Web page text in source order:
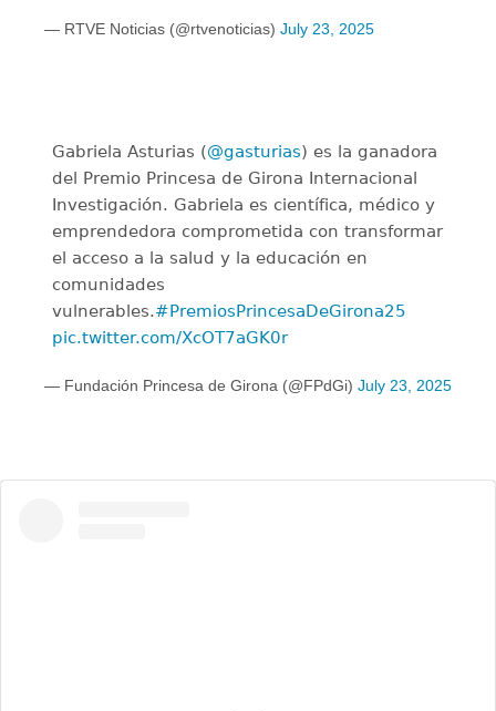
— RTVE Noticias (@rtvenoticias) July 23, 2025
Gabriela Asturias (@gasturias) es la ganadora
del Premio Princesa de Girona Internacional
Investigación. Gabriela es científica, médico y
emprendedora comprometida con transformar
el acceso a la salud y la educación en
comunidades
vulnerables.#PremiosPrincesaDeGirona25
pic.twitter.com/XcOT7aGK0r
— Fundación Princesa de Girona (@FPdGi) July 23, 2025